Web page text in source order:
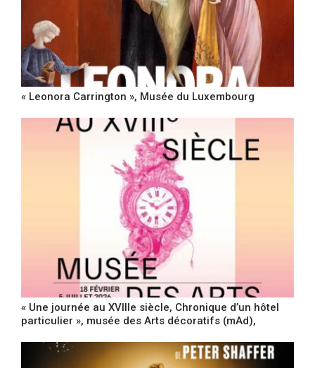
« Leonora Carrington », Musée du Luxembourg
« Une journée au XVIIIe siècle, Chronique d’un hôtel
particulier », musée des Arts décoratifs (mAd),